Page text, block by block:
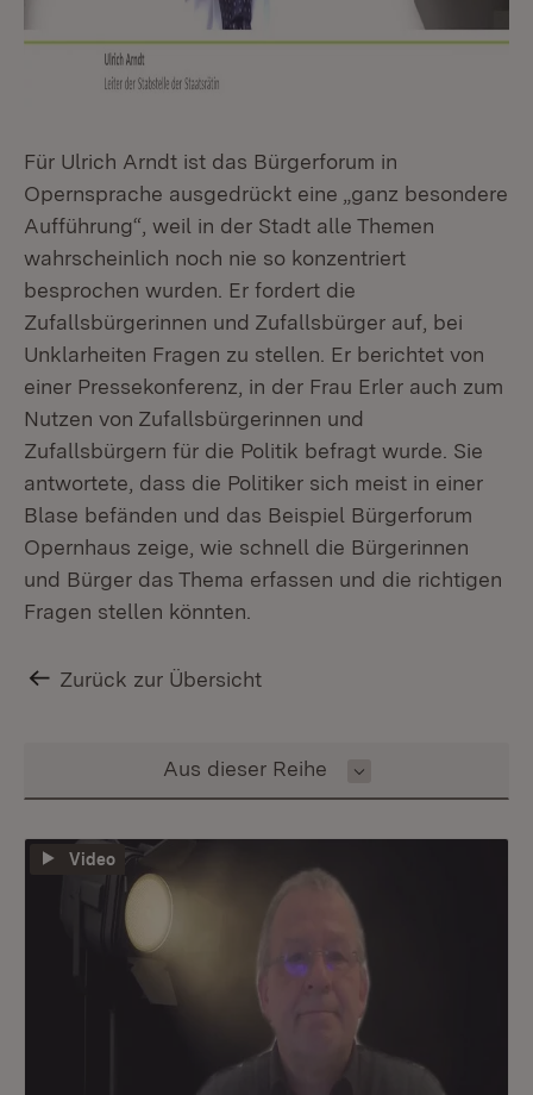
Für Ulrich Arndt ist das Bürgerforum in
Opernsprache ausgedrückt eine „ganz besondere
Aufführung“, weil in der Stadt alle Themen
wahrscheinlich noch nie so konzentriert
besprochen wurden. Er fordert die
Zufallsbürgerinnen und Zufallsbürger auf, bei
Unklarheiten Fragen zu stellen. Er berichtet von
einer Pressekonferenz, in der Frau Erler auch zum
Nutzen von Zufallsbürgerinnen und
Zufallsbürgern für die Politik befragt wurde. Sie
antwortete, dass die Politiker sich meist in einer
Blase befänden und das Beispiel Bürgerforum
Opernhaus zeige, wie schnell die Bürgerinnen
und Bürger das Thema erfassen und die richtigen
Fragen stellen könnten.
Zurück zur Übersicht
Inhalt auswählen
Aus dieser Reihe
Video